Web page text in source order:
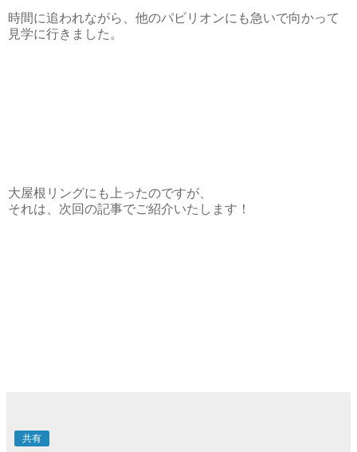
時間に追われながら、他のパビリオンにも急いで向かって
見学に行きました。
大屋根リングにも上ったのですが、
それは、次回の記事でご紹介いたします！
共有